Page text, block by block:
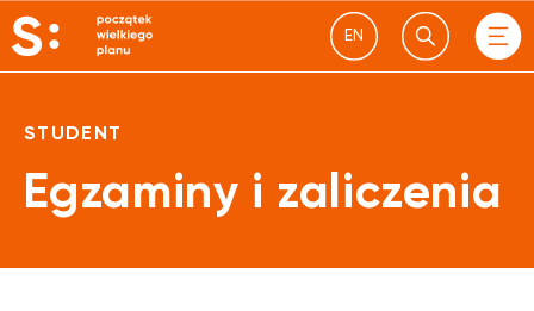
EN
STUDENT
Egzaminy i zaliczenia